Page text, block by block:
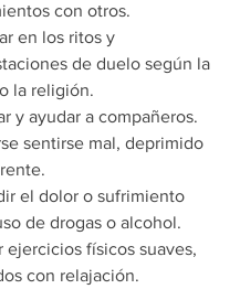
con otros.
en los ritos y
de duelo según la
la religión.
y ayudar a compañeros.
sentirse mal, deprimido
el dolor o sufrimiento
de drogas o alcohol.
ejercicios físicos suaves,
con relajación.